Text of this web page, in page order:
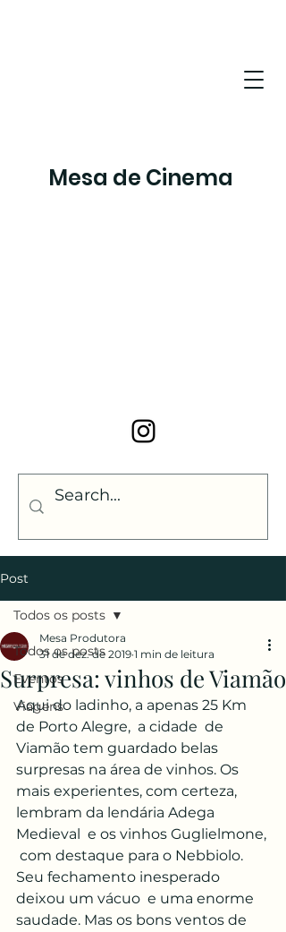
Mesa de Cinema
Post
Todos os posts
Eventos
Viagens
Todos os posts
Surpresa: vinhos de Viamão
Mesa Produtora
31 de dez. de 2019 1 min de leitura
Aqui do ladinho, a apenas 25 Km
de Porto Alegre,  a cidade  de
Viamão tem guardado belas
surpresas na área de vinhos. Os
mais experientes, com certeza,
lembram da lendária Adega
Medieval  e os vinhos Guglielmone,
com destaque para o Nebbiolo.
Seu fechamento inesperado
deixou um vácuo  e uma enorme
saudade. Mas os bons ventos de